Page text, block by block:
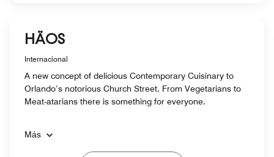
HÄOS
Internacional
A new concept of delicious Contemporary Cuisinary to
Orlando’s notorious Church Street. From Vegetarians to
Meat-atarians there is something for everyone.
Más